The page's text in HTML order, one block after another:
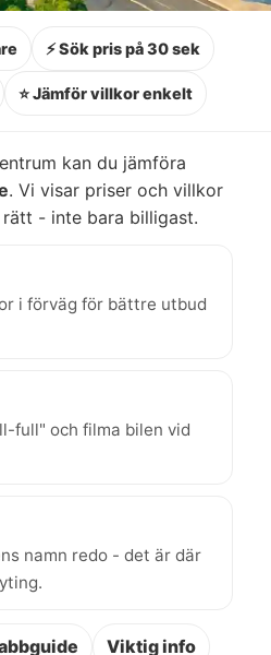
⚡ Sök pris på 30 sek
⭐ Jämför villkor enkelt
kan du jämföra
. Vi visar priser och villkor
- inte bara billigast.
i förväg för bättre utbud
full" och filma bilen vid
namn redo - det är där
Viktig info